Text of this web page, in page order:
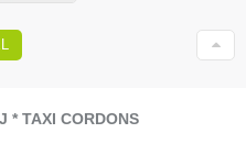
* TAXI CORDONS